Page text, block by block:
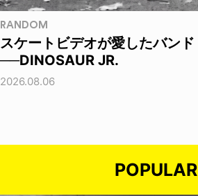
RANDOM
スケートビデオが愛したバンド
──DINOSAUR JR.
2026.08.06
POPULAR